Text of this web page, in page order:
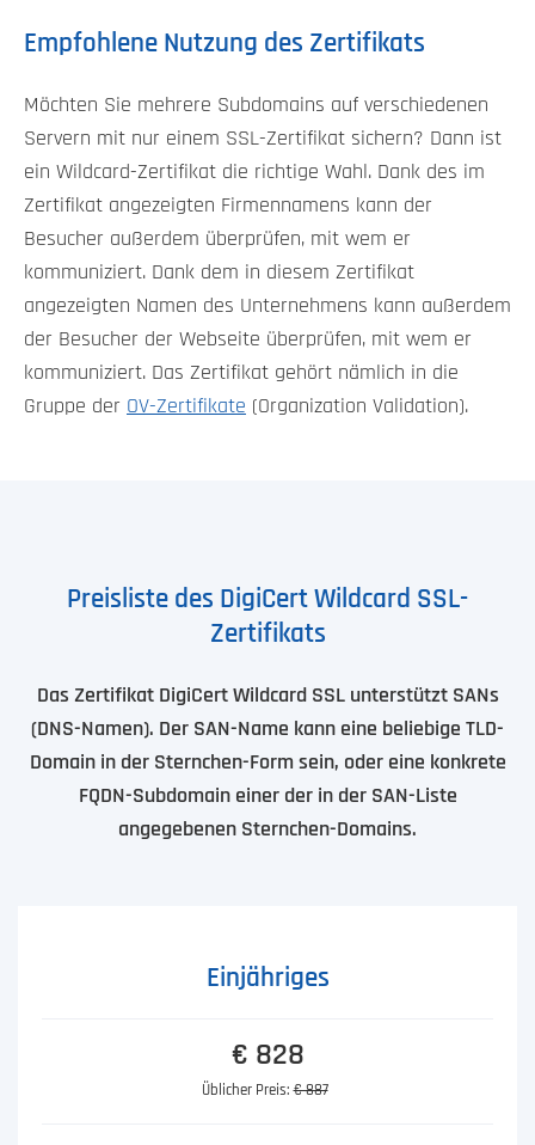
Empfohlene Nutzung des Zertifikats
Möchten Sie mehrere Subdomains auf verschiedenen
Servern mit nur einem SSL-Zertifikat sichern? Dann ist
ein Wildcard-Zertifikat die richtige Wahl. Dank des im
Zertifikat angezeigten Firmennamens kann der
Besucher außerdem überprüfen, mit wem er
kommuniziert. Dank dem in diesem Zertifikat
angezeigten Namen des Unternehmens kann außerdem
der Besucher der Webseite überprüfen, mit wem er
kommuniziert. Das Zertifikat gehört nämlich in die
Gruppe der OV-Zertifikate (Organization Validation).
Preisliste des DigiCert Wildcard SSL-
Zertifikats
Das Zertifikat DigiCert Wildcard SSL unterstützt SANs
(DNS-Namen). Der SAN-Name kann eine beliebige TLD-
Domain in der Sternchen-Form sein, oder eine konkrete
FQDN-Subdomain einer der in der SAN-Liste
angegebenen Sternchen-Domains.
Einjähriges
€ 828
Üblicher Preis:€ 887